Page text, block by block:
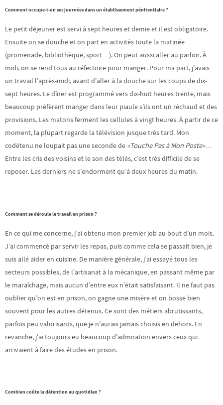
Comment occupe-t-on ses journées dans un établissement pénitentiaire ?
Le petit déjeuner est servi à sept heures et demie et il est obligatoire.
Ensuite on se douche et on part en activités toute la matinée
(promenade, bibliothèque, sport…). On peut aussi aller au parloir. À
midi, on se rend tous au réfectoire pour manger. Pour ma part, j’avais
un travail l’après-midi, avant d’aller à la douche sur les coups de dix-
sept heures. Le dîner est programmé vers dix-huit heures trente, mais
beaucoup préfèrent manger dans leur piaule s’ils ont un réchaud et des
provisions. Les matons ferment les cellules à vingt heures. À partir de ce
moment, la plupart regarde la télévision jusque très tard. Mon
codétenu ne loupait pas une seconde de «Touche Pas à Mon Poste»…
Entre les cris des voisins et le son des télés, c’est très difficile de se
reposer. Les derniers ne s’endorment qu’à deux heures du matin.
Comment se déroule le travail en prison ?
En ce qui me concerne, j’ai obtenu mon premier job au bout d’un mois.
J’ai commencé par servir les repas, puis comme cela se passait bien, je
suis allé aider en cuisine. De manière générale, j’ai essayé tous les
secteurs possibles, de l’artisanat à la mécanique, en passant même par
le maraîchage, mais aucun d’entre eux n’était satisfaisant. Il ne faut pas
oublier qu’on est en prison, on gagne une misère et on bosse bien
souvent pour les autres détenus. Ce sont des métiers abrutissants,
parfois peu valorisants, que je n’aurais jamais choisis en dehors. En
revanche, j’ai toujours eu beaucoup d’admiration envers ceux qui
arrivaient à faire des études en prison.
Combien coûte la détention au quotidien ?